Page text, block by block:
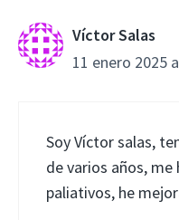
Víctor Salas
11 enero 2025
Soy Víctor salas,
de varios años,
paliativos, he